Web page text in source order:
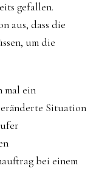
gefallen.
aus, dass die
um die
mal ein
Situation
bei einem